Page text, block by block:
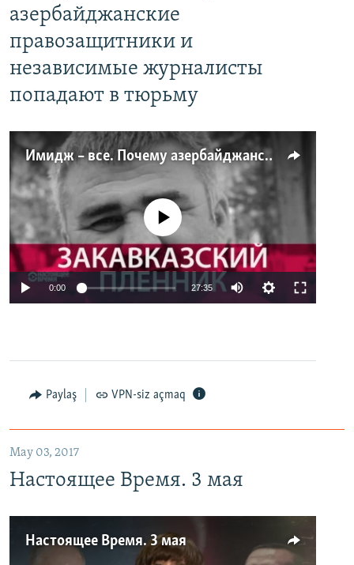
азербайджанские
правозащитники и
независимые журналисты
попадают в тюрьму
Имидж – все. Почему азербайджанские правозащитники и независимые журналисты попадают в тюрьму
No media source currently available
0:00 27:35
Paylaş VPN-siz açmaq
May 03, 2017
Настоящее Время. 3 мая
Настоящее Время. 3 мая